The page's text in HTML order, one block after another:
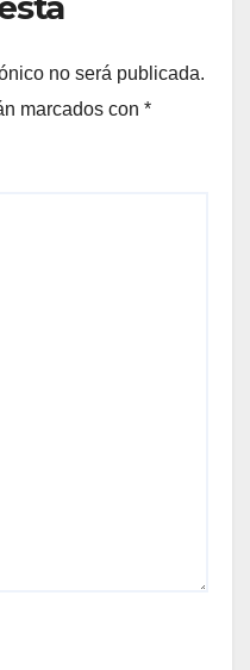
no será publicada.
marcados con *